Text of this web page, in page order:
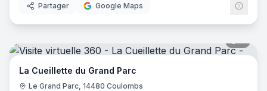
Partager Google Maps
La Cueillette du Grand Parc
Le Grand Parc, 14480 Coulombs